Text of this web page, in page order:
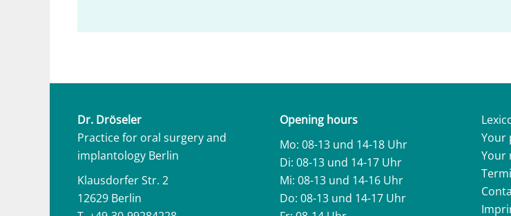
Dr. Dröseler
Practice for oral surgery and
implantology Berlin
Klausdorfer Str. 2
12629 Berlin
Opening hours
Mo: 08-13 und 14-18 Uhr
Di: 08-13 und 14-17 Uhr
Mi: 08-13 und 14-16 Uhr
Do: 08-13 und 14-17 Uhr
Your
Your